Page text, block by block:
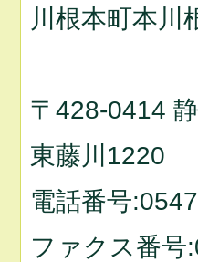
川根本町本川
〒428-0414
東藤川1220
電話番号
ファクス番号